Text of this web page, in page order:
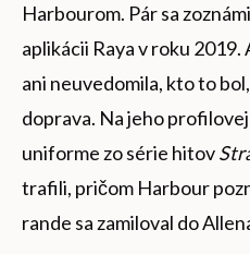
Harbourom. Pár sa
aplikácii Raya v roku 2019.
ani neuvedomila, kto to
doprava. Na jeho
uniforme zo série hitov
trafili, pričom Harbour
rande sa zamiloval do